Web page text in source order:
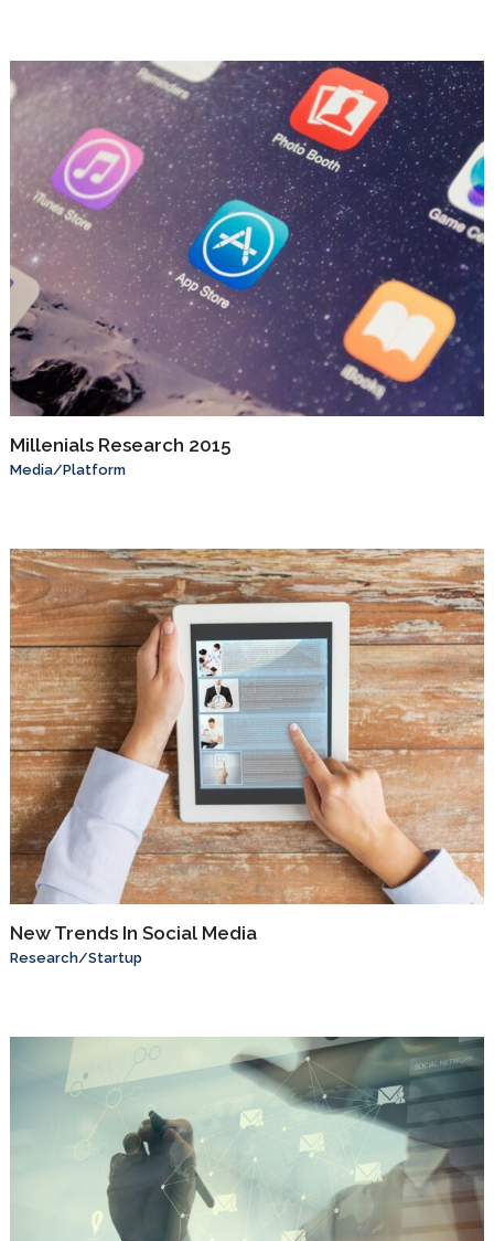
Millenials Research 2015
Media/Platform
New Trends In Social Media
Research/Startup